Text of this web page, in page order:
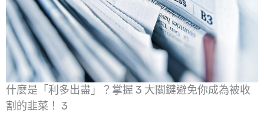
什麼是「利多出盡」？掌握 3 大關鍵避免你成為被收
割的韭菜！ 3